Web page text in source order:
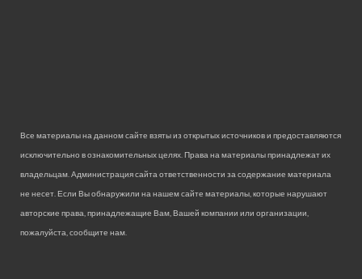
Все материалы на данном сайте взяты из открытых источников и предоставляются
исключительно в ознакомительных целях. Права на материалы принадлежат их
владельцам. Администрация сайта ответственности за содержание материала
не несет. Если Вы обнаружили на нашем сайте материалы, которые нарушают
авторские права, принадлежащие Вам, Вашей компании или организации,
пожалуйста, сообщите нам.